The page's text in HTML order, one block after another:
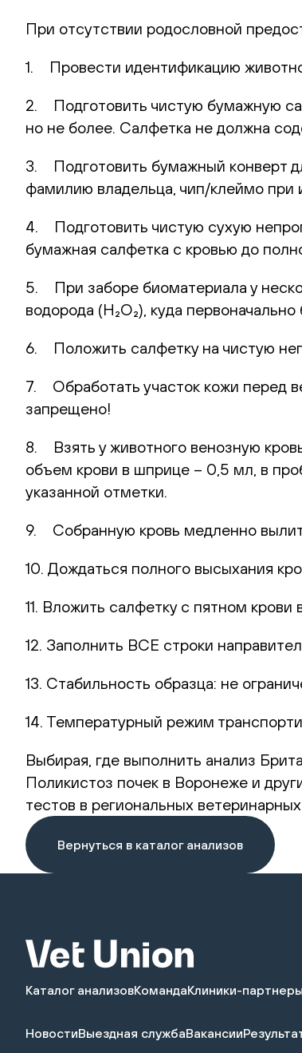
При отсутствии родословной
1. Провести идентификацию
2. Подготовить чистую бумажную
но не более. Салфетка не должна
3. Подготовить бумажный конверт
фамилию владельца, чип/клеймо при
4. Подготовить чистую сухую
бумажная салфетка с кровью до
5. При заборе биоматериала у
водорода (H₂O₂), куда
6. Положить салфетку на чистую
7. Обработать участок кожи перед
запрещено!
8. Взять у животного венозную
объем крови в шприце – 0,5 мл, в
указанной отметки.
9. Собранную кровь медленно
10. Дождаться полного высыхания
11. Вложить салфетку с пятном
12. Заполнить ВСЕ строки
13. Стабильность образца: не
14. Температурный режим
Выбирая, где выполнить анализ
Поликистоз почек в Воронеже и
тестов в региональных
Вернуться в каталог анализов
Каталог анализовКомандаКлиники-партнеры
НовостиВыездная службаВакансии